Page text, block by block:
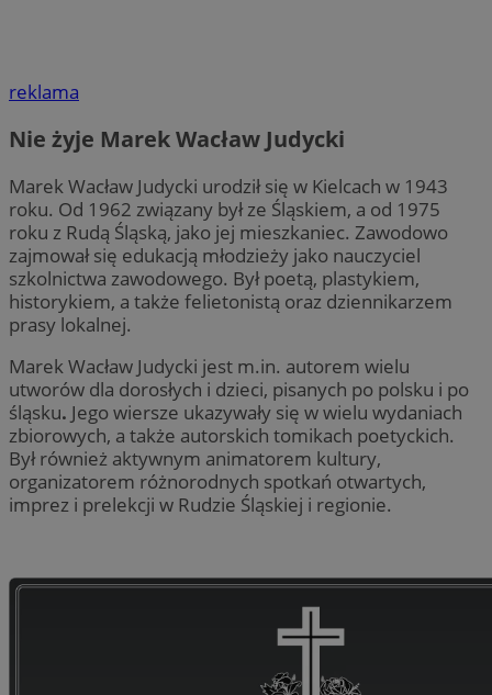
reklama
Nie żyje Marek Wacław Judycki
Marek Wacław Judycki urodził się w Kielcach w 1943
roku. Od 1962 związany był ze Śląskiem, a od 1975
roku z Rudą Śląską, jako jej mieszkaniec. Zawodowo
zajmował się edukacją młodzieży jako nauczyciel
szkolnictwa zawodowego. Był poetą, plastykiem,
historykiem, a także felietonistą oraz dziennikarzem
prasy lokalnej.
Marek Wacław Judycki jest m.in. autorem wielu
utworów dla dorosłych i dzieci, pisanych po polsku i po
śląsku. Jego wiersze ukazywały się w wielu wydaniach
zbiorowych, a także autorskich tomikach poetyckich.
Był również aktywnym animatorem kultury,
organizatorem różnorodnych spotkań otwartych,
imprez i prelekcji w Rudzie Śląskiej i regionie.